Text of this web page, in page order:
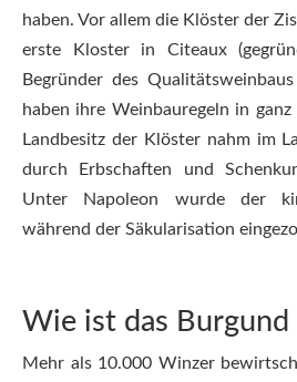
haben. Vor allem die Klöster der
erste Kloster in Citeaux
Begründer des
haben ihre Weinbauregeln in
Landbesitz der Klöster nahm im
durch Erbschaften und
Unter Napoleon wurde der
während der Säkularisation
Wie ist das
Mehr als 10.000 Winzer